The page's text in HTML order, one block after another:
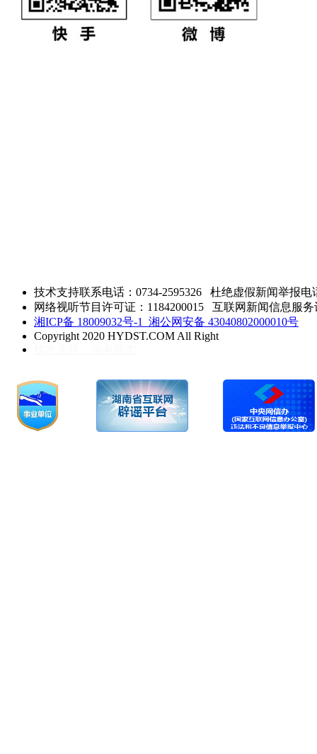
技术支持联系电话：0734-2595326
杜绝虚假新闻举报电
网络视听节目许可证：1184200015 互联网新闻信息服务
湘ICP备 18009032号-1 湘公网安备 43040802000010号
Copyright 2020 HYDST.COM All Right